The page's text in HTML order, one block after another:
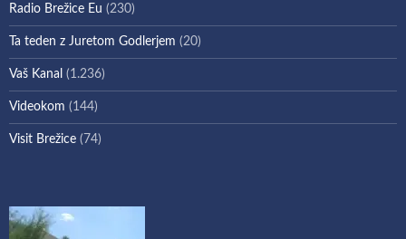
Radio Brežice Eu (230)
Ta teden z Juretom Godlerjem (20)
Vaš Kanal (1.236)
Videokom (144)
Visit Brežice (74)